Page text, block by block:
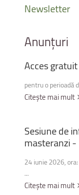
Newsletter
Anunțuri
Accesgratuit
pentru o perioadă
Citește mai mult
Sesiunede
masteranzi-
24 iunie 2026, ora:
...
Citește mai mult